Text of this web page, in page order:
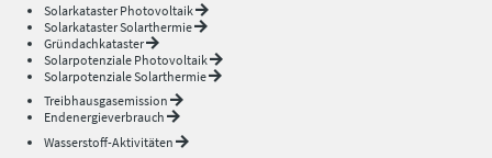
Solarkataster Photovoltaik
Solarkataster Solarthermie
Gründachkataster
Solarpotenziale Photovoltaik
Solarpotenziale Solarthermie
Treibhausgasemission
Endenergieverbrauch
Wasserstoff-Aktivitäten